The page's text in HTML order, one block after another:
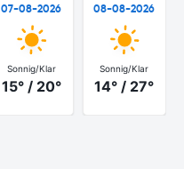
07-08-2026
Sonnig/Klar
15° / 20°
08-08-2026
Sonnig/Klar
14° / 27°